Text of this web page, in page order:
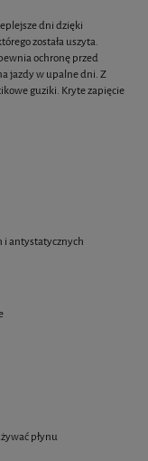
dni dzięki
została uszyta.
ochronę przed
jazdy w upalne dni. Z
guziki. Kryte zapięcie
i antystatycznych
płynu